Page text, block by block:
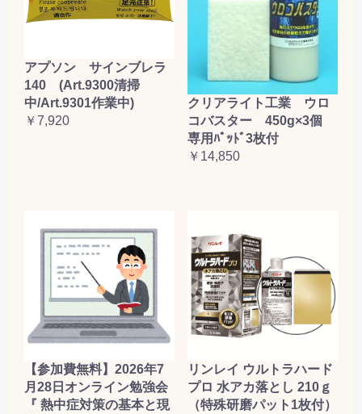
アプソン サインブレラ
140 (Art.9300清掃
中/Art.9301作業中)
￥7,920
クリアライト工業 ウロ
コバスター 450g×3個
専用ﾊﾟｯﾄﾞ3枚付
￥14,850
【参加費無料】2026年7
月28日オンライン勉強会
『 熱中症対策の基本と現
リンレイ ウルトラハード
プロ 水アカ落とし 210ｇ
（特殊研磨パット1枚付）